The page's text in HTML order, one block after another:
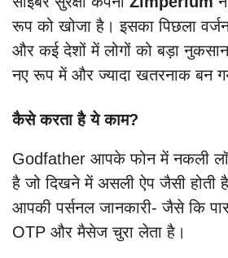
रूप को खोजा है। इसका पिछला
और कई देशों में लोगों को बड़ा
नए रूप में और ज्यादा खतरनाक बन
कैसे करता है ये काम?
Godfather आपके फोन में नकली
है जो दिखने में असली ऐप जैसी होती
आपकी पर्सनल जानकारी- जैसे कि
OTP और मैसेज चुरा लेता है।